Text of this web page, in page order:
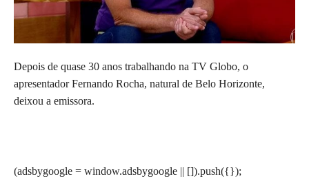
Depois de quase 30 anos trabalhando na TV Globo, o
apresentador Fernando Rocha, natural de Belo Horizonte,
deixou a emissora.
(adsbygoogle = window.adsbygoogle || []).push({});